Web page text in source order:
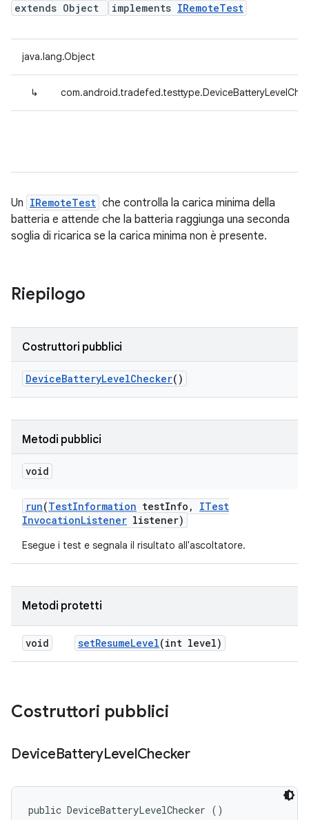
extends Object
implements IRemoteTest
java.lang.Object
↳
Un IRemoteTest che controlla la carica minima della
batteria e attende che la batteria raggiunga una seconda
soglia di ricarica se la carica minima non è presente.
Riepilogo
Costruttori pubblici
DeviceBatteryLevelChecker()
Metodi pubblici
void
run(TestInformation testInfo ,
ITest
InvocationListener listener)
Esegue i test e segnala il risultato all'ascoltatore.
Metodi protetti
void setResumeLevel(int level)
Costruttori pubblici
DeviceBatteryLevelChecker
public DeviceBatteryLevelChecker ()